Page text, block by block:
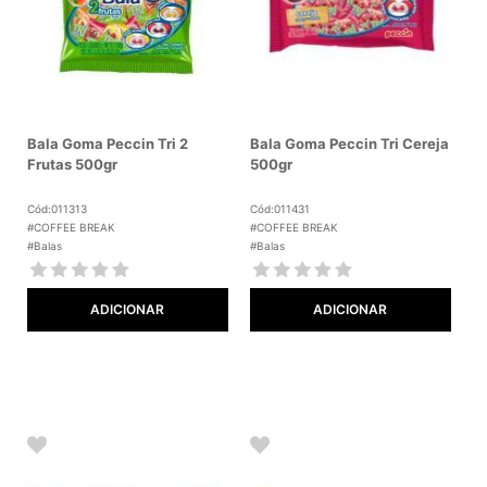
Bala Goma Peccin Tri 2
Frutas 500gr
Cód:011313
#COFFEE BREAK
#Balas
ADICIONAR
Bala Goma Peccin Tri Cereja
500gr
Cód:011431
#COFFEE BREAK
#Balas
ADICIONAR